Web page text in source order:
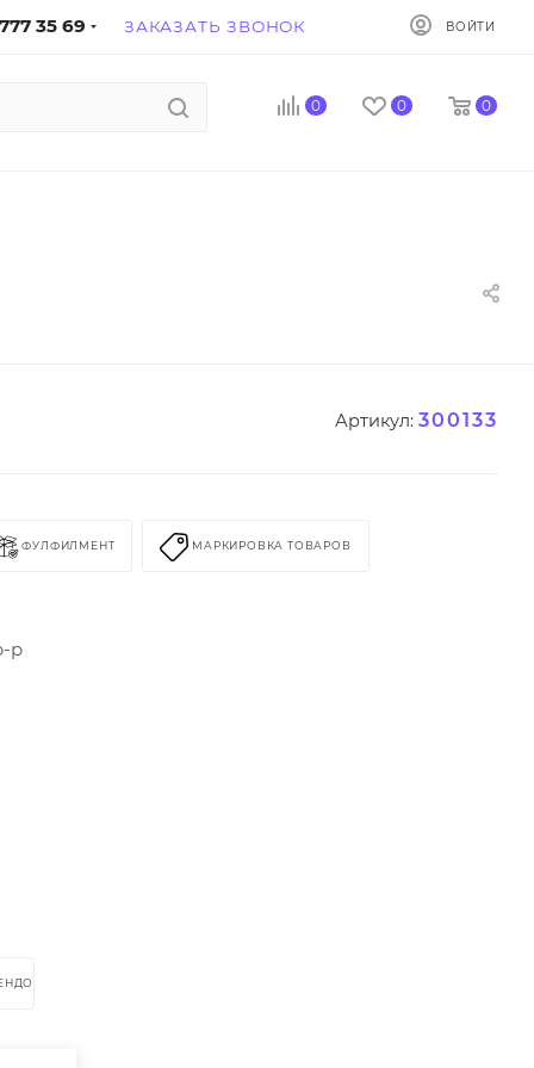
35 69 ЗАКАЗАТЬ ЗВОНОК ВОЙТИ
0 0 0
Артикул: 300133
ФУЛФИЛМЕНТ МАРКИРОВКА ТОВАРОВ
р